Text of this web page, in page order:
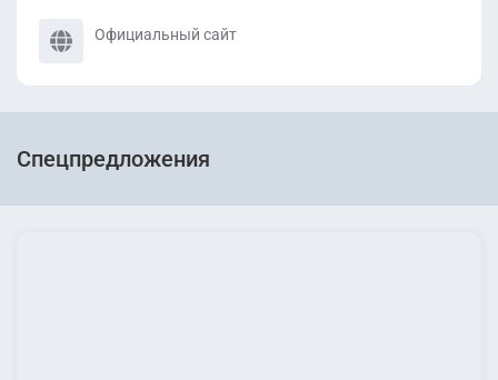
Официальный сайт
Спецпредложения